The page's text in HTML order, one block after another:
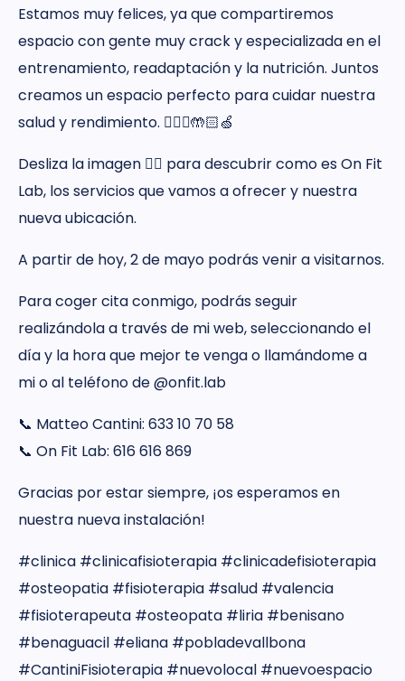
Estamos muy felices, ya que compartiremos
espacio con gente muy crack y especializada en el
entrenamiento, readaptación y la nutrición. Juntos
creamos un espacio perfecto para cuidar nuestra
salud y rendimiento. 🏃🏻‍♀️🤲🏻🍏
Desliza la imagen 👉🏼 para descubrir como es On Fit
Lab, los servicios que vamos a ofrecer y nuestra
nueva ubicación.
A partir de hoy, 2 de mayo podrás venir a visitarnos.
Para coger cita conmigo, podrás seguir
realizándola a través de mi web, seleccionando el
día y la hora que mejor te venga o llamándome a
mi o al teléfono de @onfit.lab
📞 Matteo Cantini: 633 10 70 58
📞 On Fit Lab: 616 616 869
Gracias por estar siempre, ¡os esperamos en
nuestra nueva instalación!
#clinica #clinicafisioterapia #clinicadefisioterapia
#osteopatia #fisioterapia #salud #valencia
#fisioterapeuta #osteopata #liria #benisano
#benaguacil #eliana #pobladevallbona
#CantiniFisioterapia #nuevolocal #nuevoespacio